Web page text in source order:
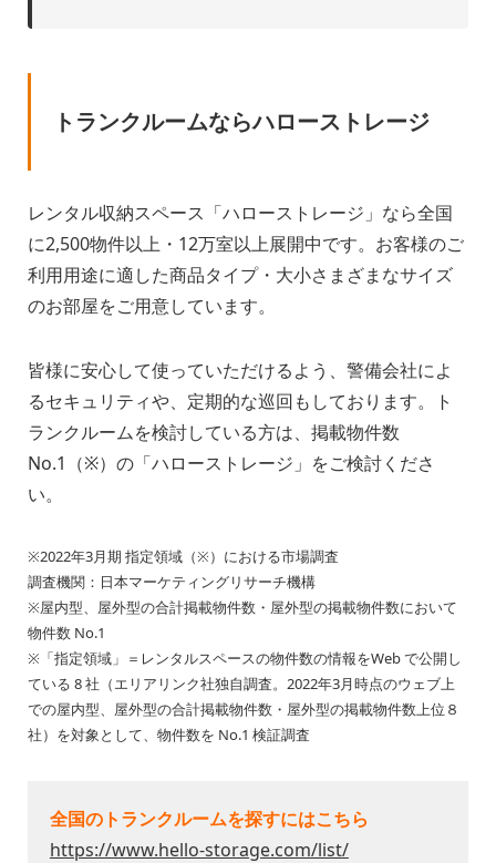
トランクルームならハローストレージ
レンタル収納スペース「ハローストレージ」なら全国
に2,500物件以上・12万室以上展開中です。お客様のご
利用用途に適した商品タイプ・大小さまざまなサイズ
のお部屋をご用意しています。
皆様に安心して使っていただけるよう、警備会社によ
るセキュリティや、定期的な巡回もしております。ト
ランクルームを検討している方は、掲載物件数
No.1（※）の「ハローストレージ」をご検討くださ
い。
※2022年3月期 指定領域（※）における市場調査
調査機関：日本マーケティングリサーチ機構
※屋内型、屋外型の合計掲載物件数・屋外型の掲載物件数において
物件数 No.1
※「指定領域」＝レンタルスペースの物件数の情報をWeb で公開し
ている 8 社（エリアリンク社独自調査。2022年3月時点のウェブ上
での屋内型、屋外型の合計掲載物件数・屋外型の掲載物件数上位８
社）を対象として、物件数を No.1 検証調査
全国のトランクルームを探すにはこちら
https://www.hello-storage.com/list/